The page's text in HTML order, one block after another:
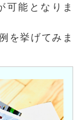
可能となりま
を挙げてみま